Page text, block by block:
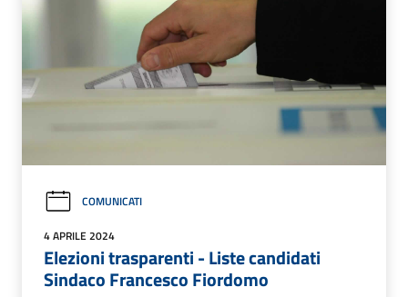
COMUNICATI
4 APRILE 2024
Elezioni trasparenti - Liste candidati
Sindaco Francesco Fiordomo